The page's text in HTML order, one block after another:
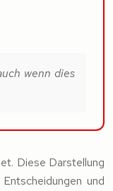
wenn dies
Diese Darstellung
und